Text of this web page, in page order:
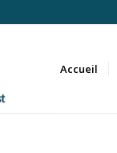
Accueil